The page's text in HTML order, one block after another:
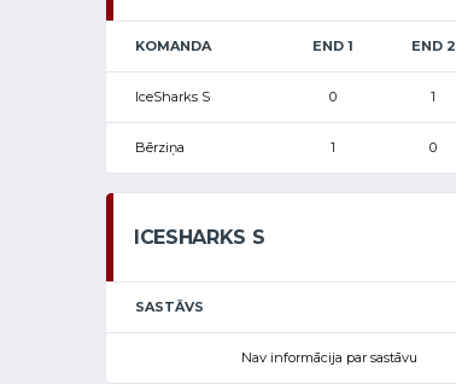
KOMANDA END 1 END 2
IceSharks S 0 1
Bērziņa 1 0
ICESHARKS S
SASTĀVS
Nav informācija par sastāvu